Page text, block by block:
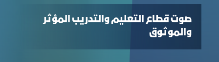
صوت قطاع التعليم والتدريب المؤثر
والموثوق